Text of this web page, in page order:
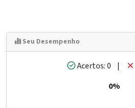
Seu Desempenho
Acertos: 0 |
0%